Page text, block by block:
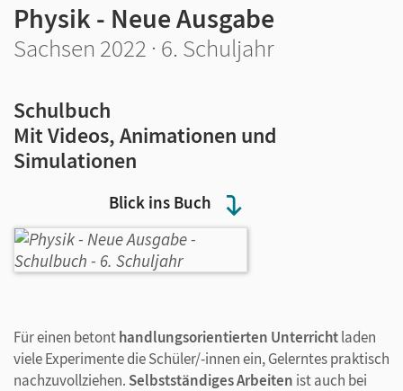
Blick ins Buch
Physik - Neue Ausgabe
Sachsen 2022 · 6. Schuljahr
Schulbuch
Mit Videos, Animationen und
Simulationen
Für einen betonthandlungsorientierten Unterrichtladen
viele Experimente die Schüler/-innen ein, Gelerntes praktisch
nachzuvollziehen. Selbstständiges Arbeiten ist auch bei